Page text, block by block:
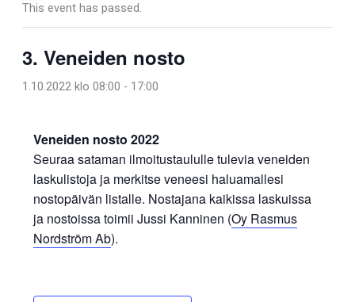
This event has passed.
3. Veneiden nosto
1.10.2022 klo 08:00 - 17:00
Veneiden nosto 2022
Seuraa sataman ilmoitustaululle tulevia veneiden
laskulistoja ja merkitse veneesi haluamallesi
nostopäivän listalle. Nostajana kaikissa laskuissa
ja nostoissa toimii Jussi Kanninen (Oy Rasmus
Nordström Ab).